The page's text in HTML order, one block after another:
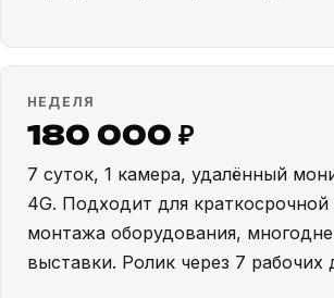
НЕДЕЛЯ
180 000 ₽
7 суток, 1 камера, удалённый
4G. Подходит для краткосрочной
монтажа оборудования,
выставки. Ролик через 7 рабочих